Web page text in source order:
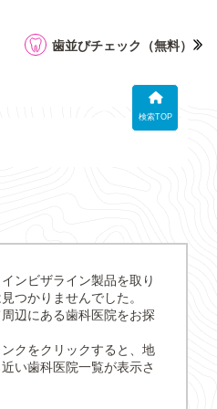
検索TOP
歯並びチェック （無料）
ンビザライン製品を取り
つかりませんでした。
辺にある歯科医院をお探
クをクリックすると、地
い歯科医院一覧が表示さ